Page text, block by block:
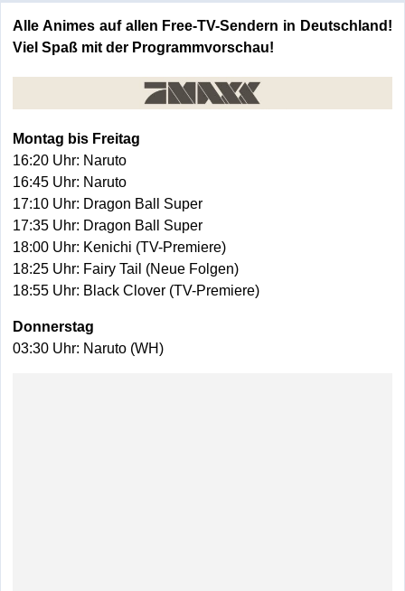
Alle Animes auf allen Free-TV-Sendern in Deutschland!
Viel Spaß mit der Programmvorschau!
Montag bis Freitag
16:20 Uhr: Naruto
16:45 Uhr: Naruto
17:10 Uhr: Dragon Ball Super
17:35 Uhr: Dragon Ball Super
18:00 Uhr: Kenichi (TV-Premiere)
18:25 Uhr: Fairy Tail (Neue Folgen)
18:55 Uhr: Black Clover (TV-Premiere)
Donnerstag
03:30 Uhr: Naruto (WH)